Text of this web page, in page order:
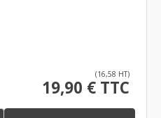
(16,58 HT)
19,90 € TTC